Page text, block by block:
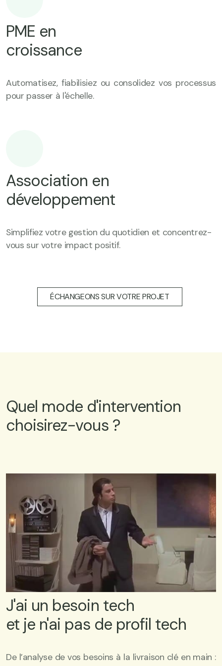
PME en
croissance
Automatisez, fiabilisiez ou consolidez vos processus
pour passer à l'échelle.
Association en
développement
Simplifiez votre gestion du quotidien et concentrez-
vous sur votre impact positif.
ÉCHANGEONS SUR VOTRE PROJET
Quel mode d'intervention
choisirez-vous ?
J'ai un besoin tech
et je n'ai pas de profil tech
De l’analyse de vos besoins à la livraison clé en main :